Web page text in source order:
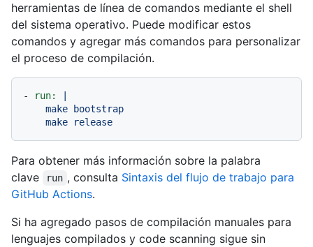
herramientas de línea de comandos mediante el shell
del sistema operativo. Puede modificar estos
comandos y agregar más comandos para personalizar
el proceso de compilación.
- run:
Para obtener más información sobre la palabra
clave
run , consulta Sintaxis del flujo de trabajo para
GitHub Actions.
Si ha agregado pasos de compilación manuales para
lenguajes compilados y code scanning sigue sin